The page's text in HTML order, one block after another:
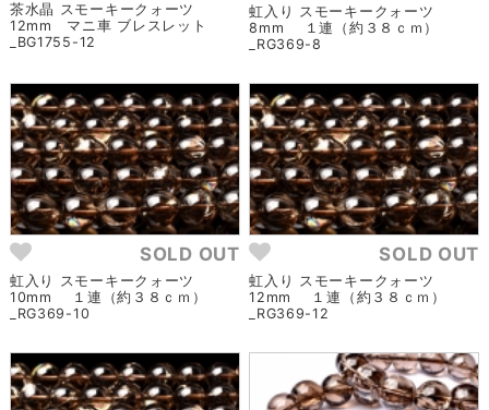
茶水晶 スモーキークォーツ
12mm マニ車 ブレスレット
_BG1755-12
虹入り スモーキークォーツ
8mm １連（約３８ｃｍ）
_RG369-8
SOLD OUT
虹入り スモーキークォーツ
10mm １連（約３８ｃｍ）
_RG369-10
SOLD OUT
虹入り スモーキークォーツ
12mm １連（約３８ｃｍ）
_RG369-12